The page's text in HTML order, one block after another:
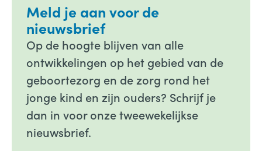
Meld je aan voor de
nieuwsbrief
Op de hoogte blijven van alle
ontwikkelingen op het gebied van de
geboortezorg en de zorg rond het
jonge kind en zijn ouders? Schrijf je
dan in voor onze tweewekelijkse
nieuwsbrief.